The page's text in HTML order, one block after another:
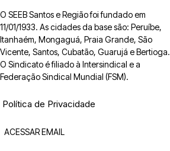
O SEEB Santos e Região foi fundado em
11/01/1933. As cidades da base são: Peruíbe,
Itanhaém, Mongaguá, Praia Grande, São
Vicente, Santos, Cubatão, Guarujá e Bertioga.
O Sindicato é filiado à Intersindical e a
Federação Sindical Mundial (FSM).
Política de Privacidade
ACESSAR EMAIL